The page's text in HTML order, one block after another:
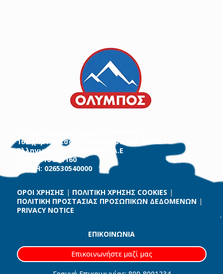
16ο χλμ Λάρισας – Θεσσαλονίκης 41002
Ελληνικά Γαλακτοκομεία Α.Ε
Τηλ. 2410 541160
Γ.Ε.ΜΗ: 026530540000
ΟΡΟΙ ΧΡΗΣΗΣ | ΠΟΛΙΤΙΚΗ ΧΡΗΣΗΣ COOKIES |
ΠΟΛΙΤΙΚΗ ΠΡΟΣΤΑΣΙΑΣ ΠΡΟΣΩΠΙΚΩΝ ΔΕΔΟΜΕΝΩΝ |
PRIVACY NOTICE
ΕΠΙΚΟΙΝΩΝΙΑ
Επικοινωνήστε μαζί μας